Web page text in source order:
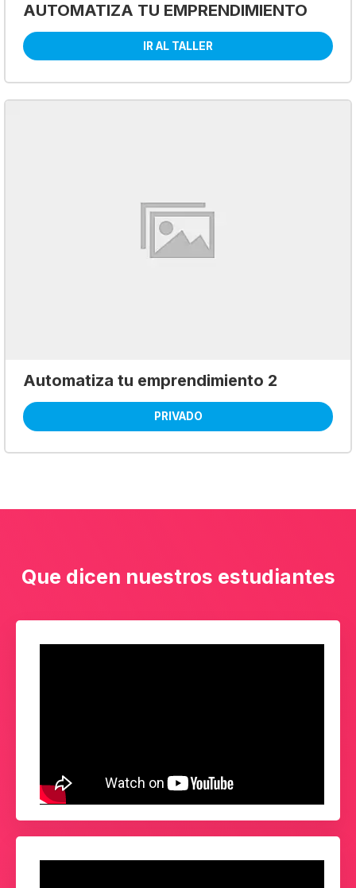
AUTOMATIZA TU EMPRENDIMIENTO
IR AL TALLER
Automatiza tu emprendimiento 2
PRIVADO
Que dicen nuestros estudiantes